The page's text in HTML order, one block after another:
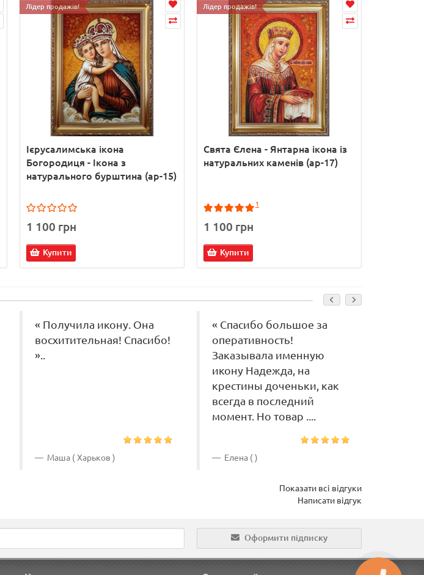
Лідер продажів!
Ієрусалимська ікона
Богородиця - Ікона з
натурального бурштина (ар-15)
1 100 грн
Купити
Лідер продажів!
Свята Єлена - Янтарна ікона із
натуральних каменів (ар-17)
1
1 100 грн
Купити
« Получила икону. Она
восхитительная! Спасибо!
»..
Маша ( Харьков )
« Спасибо большое за
оперативность!
Заказывала именную
икону Надежда, на
крестины доченьки, как
всегда в последний
момент. Но товар ....
Елена ( )
Показати всі відгуки
Написати відгук
Оформити підписку